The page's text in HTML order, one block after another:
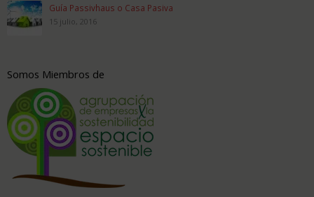
Guía Passivhaus o Casa Pasiva
15 julio, 2016
Somos Miembros de